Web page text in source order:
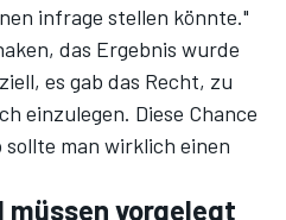
infrage stellen könnte."
das Ergebnis wurde
es gab das Recht, zu
einzulegen. Diese Chance
man wirklich einen
müssen vorgelegt